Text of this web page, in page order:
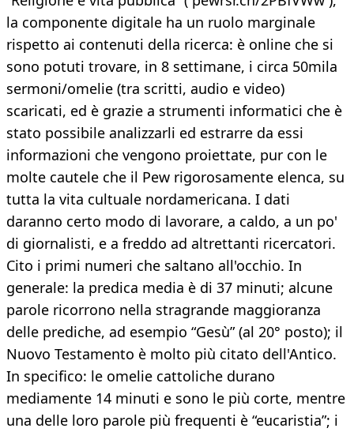
la componente digitale ha un ruolo marginale
rispetto ai contenuti della ricerca: è online che si
sono potuti trovare, in 8 settimane, i circa 50mila
sermoni/omelie (tra scritti, audio e video)
scaricati, ed è grazie a strumenti informatici che è
stato possibile analizzarli ed estrarre da essi
informazioni che vengono proiettate, pur con le
molte cautele che il Pew rigorosamente elenca, su
tutta la vita cultuale nordamericana. I dati
daranno certo modo di lavorare, a caldo, a un po'
di giornalisti, e a freddo ad altrettanti ricercatori.
Cito i primi numeri che saltano all'occhio. In
generale: la predica media è di 37 minuti; alcune
parole ricorrono nella stragrande maggioranza
delle prediche, ad esempio “Gesù” (al 20° posto); il
Nuovo Testamento è molto più citato dell'Antico.
In specifico: le omelie cattoliche durano
mediamente 14 minuti e sono le più corte, mentre
una delle loro parole più frequenti è “eucaristia”; i